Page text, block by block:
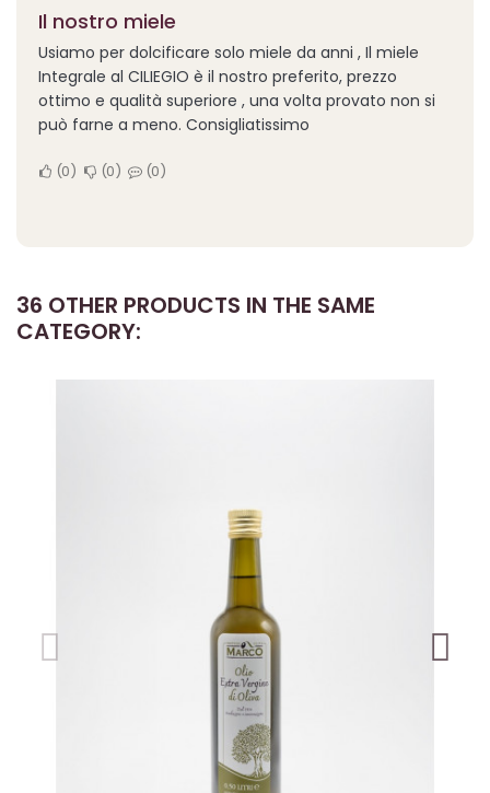
Il nostro miele
Usiamo per dolcificare solo miele da anni , Il miele
Integrale al CILIEGIO è il nostro preferito, prezzo
ottimo e qualità superiore , una volta provato non si
può farne a meno. Consigliatissimo
0 0 0
36 OTHER PRODUCTS IN THE SAME
CATEGORY: